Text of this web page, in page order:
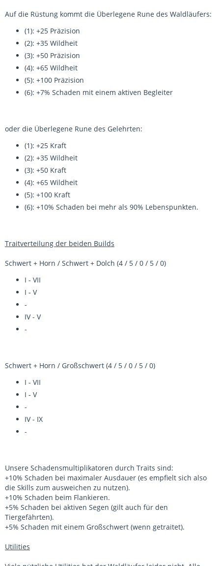
Auf die Rüstung kommt die Überlegene Rune des Waldläufers:
(1): +25 Präzision
(2): +35 Wildheit
(3): +50 Präzision
(4): +65 Wildheit
(5): +100 Präzision
(6): +7% Schaden mit einem aktiven Begleiter
oder die Überlegene Rune des Gelehrten:
(1): +25 Kraft
(2): +35 Wildheit
(3): +50 Kraft
(4): +65 Wildheit
(5): +100 Kraft
(6): +10% Schaden bei mehr als 90% Lebenspunkten.
Traitverteilung der beiden Builds
Schwert + Horn / Schwert + Dolch (4 / 5 / 0 / 5 / 0)
I - VII
I - V
-
IV - V
-
Schwert + Horn / Großschwert (4 / 5 / 0 / 5 / 0)
I - VII
I - V
-
IV - IX
-
Unsere Schadensmultiplikatoren durch Traits sind:
+10% Schaden bei maximaler Ausdauer (es empfielt sich also
die Skills zum ausweichen zu nutzen).
+10% Schaden beim Flankieren.
+5% Schaden bei aktiven Segen (gilt auch für den
Tiergefährten).
+5% Schaden mit einem Großschwert (wenn getraitet).
Utilities